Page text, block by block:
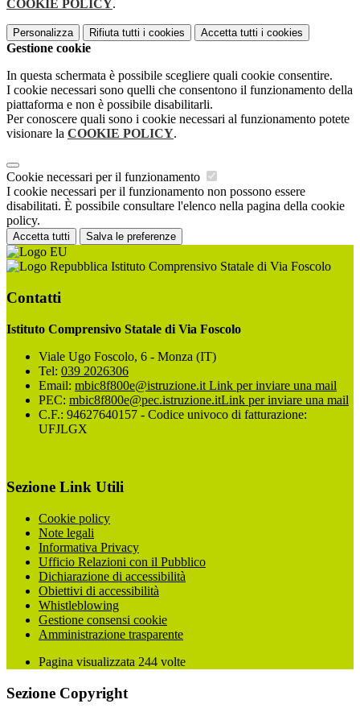
COOKIE POLICY.
Personalizza Rifiuta tutti i cookies Accetta tutti i cookies
Gestione cookie
In questa schermata è possibile scegliere quali cookie consentire.
I cookie necessari sono quelli che consentono il funzionamento della
piattaforma e non è possibile disabilitarli.
Per conoscere quali sono i cookie necessari al funzionamento potete
visionare la COOKIE POLICY.
Cookie necessari per il funzionamento
I cookie necessari per il funzionamento non possono essere
disabilitati. È possibile consultare l'elenco nella pagina della cookie
policy.
Accetta tutti Salva le preferenze
Istituto Comprensivo Statale di Via Foscolo
Contatti
Istituto Comprensivo Statale di Via Foscolo
Viale Ugo Foscolo, 6 - Monza (IT)
Tel: 039 2026306
Email: mbic8f800e@istruzione.it Link per inviare una mail
PEC: mbic8f800e@pec.istruzione.itLink per inviare una mail
C.F.: 94627640157 - Codice univoco di fatturazione:
UFJLGX
Sezione Link Utili
Cookie policy
Note legali
Informativa Privacy
Ufficio Relazioni con il Pubblico
Dichiarazione di accessibilità
Obiettivi di accessibilità
Whistleblowing
Gestione consensi cookie
Amministrazione trasparente
Pagina visualizzata 244 volte
Sezione Copyright